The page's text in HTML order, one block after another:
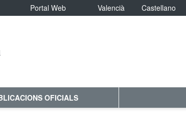
Portal Web Valencià Castellano
OFICIALS